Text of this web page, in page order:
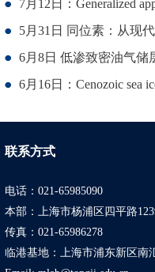
6月8日 低渗致密油气储
联系方式
电话：021-65985090
本部：上海市杨浦区四平路
传真：021-65986278
临港基地：上海市浦东新区南